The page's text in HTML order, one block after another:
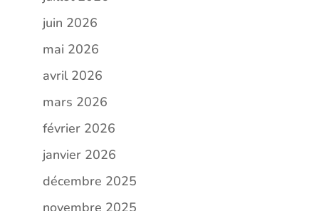
juin 2026
mai 2026
avril 2026
mars 2026
février 2026
janvier 2026
décembre 2025
novembre 2025